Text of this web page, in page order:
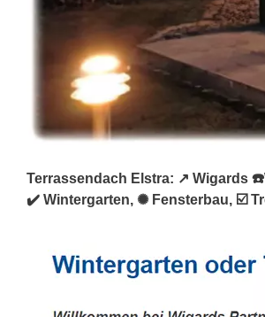
Terrassendach Elstra: ↗️ Wigards
✔️ Wintergarten, ✺ Fensterbau, ☑️